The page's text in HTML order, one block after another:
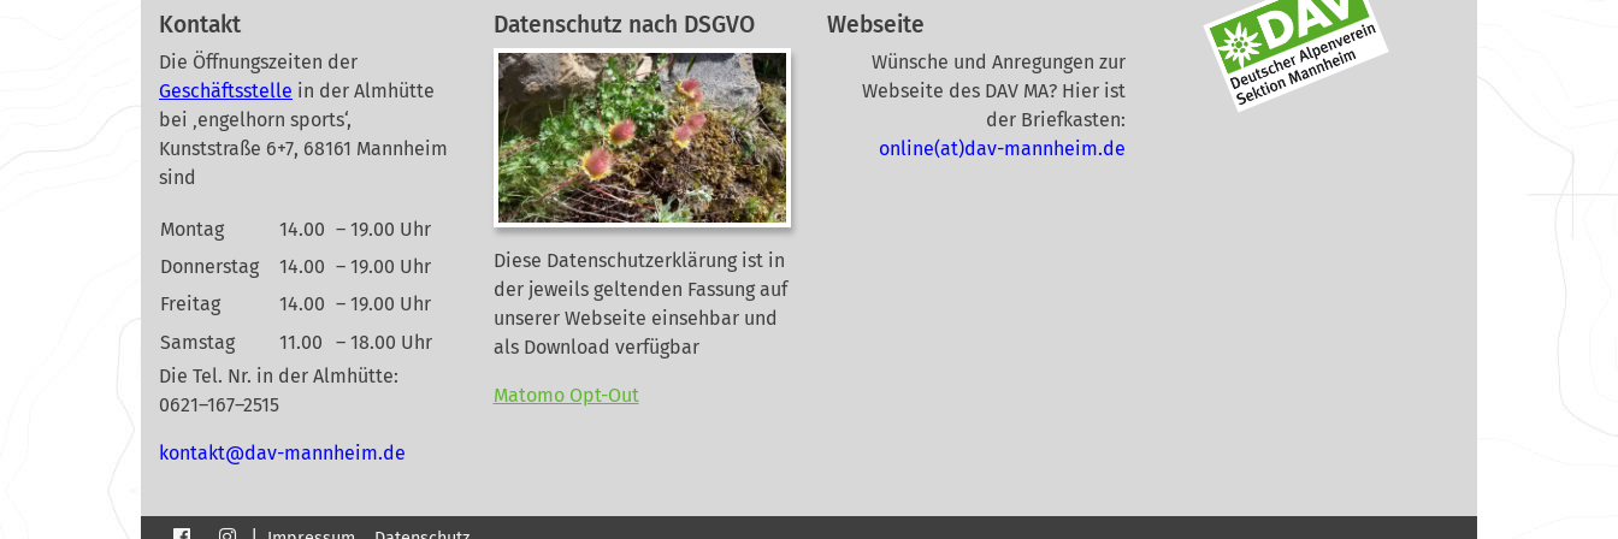
Kontakt
Die Öffnungszeiten der
Geschäftsstelle in der Almhütte
bei ‚engelhorn sports‘,
Kunststraße 6+7, 68161 Mannheim
sind
Montag 14.00 – 19.00 Uhr
Donnerstag
14.00 – 19.00 Uhr
Freitag
14.00 – 19.00 Uhr
Samstag
11.00
– 18.00 Uhr
Die Tel. Nr. in der Almhütte:
0621–167–2515
ed.mi
ehnna
m-vad
@tkat
nok
Datenschutz nach DSGVO
Diese Datenschutzerklärung ist in
der jeweils geltenden Fassung auf
unserer Webseite einsehbar und
als Download verfügbar
Matomo Opt-Out
Webseite
Wünsche und Anregungen zur
Webseite des DAV MA? Hier ist
der Briefkasten:
online(at)dav-mannheim.de